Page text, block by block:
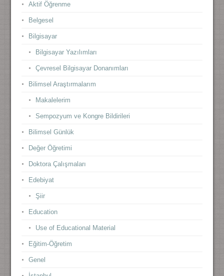
Aktif Öğrenme
Belgesel
Bilgisayar
Bilgisayar Yazılımları
Çevresel Bilgisayar Donanımları
Bilimsel Araştırmalarım
Makalelerim
Sempozyum ve Kongre Bildirileri
Bilimsel Günlük
Değer Öğretimi
Doktora Çalışmaları
Edebiyat
Şiir
Education
Use of Educational Material
Eğitim-Öğretim
Genel